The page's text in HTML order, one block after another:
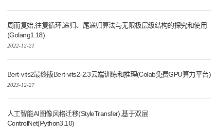
周而复始,往复循环,递归、尾递归算法与无限极层级结构的探究和使用
(Golang1.18)
2022-12-21
Bert-vits2最终版Bert-vits2-2.3云端训练和推理(Colab免费GPU算力平台)
2023-12-27
人工智能AI图像风格迁移(StyleTransfer),基于双层
ControlNet(Python3.10)